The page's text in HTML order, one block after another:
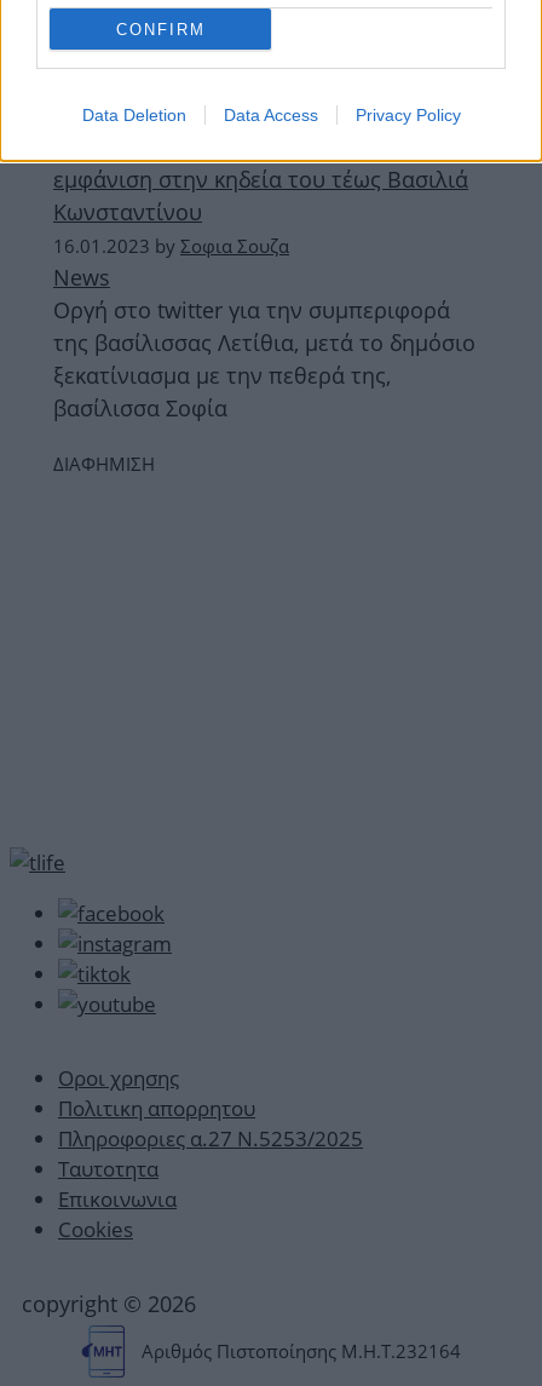
CONFIRM
Data Deletion Data Access Privacy Policy
κολλητές μετά το «πάγωμα» στις σχέσεις
τους
Celebrities
εμφάνιση στην κηδεία του τέως Βασιλιά
Κωνσταντίνου
16.01.2023 by Σοφια Σουζα
News
Οργή στο twitter για την συμπεριφορά
της βασίλισσας Λετίθια, μετά το δημόσιο
ξεκατίνιασμα με την πεθερά της,
βασίλισσα Σοφία
ΔΙΑΦΗΜΙΣΗ
Οροι χρησης
Πολιτικη απορρητου
Πληροφοριες α.27 Ν.5253/2025
Ταυτοτητα
Επικοινωνια
Cookies
copyright © 2026
Αριθμός Πιστοποίησης Μ.Η.Τ.232164